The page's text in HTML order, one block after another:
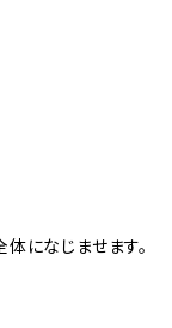
になじませます。